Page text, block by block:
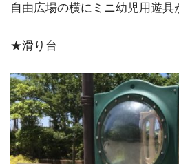
自由広場の横にミニ幼児用遊具
★滑り台